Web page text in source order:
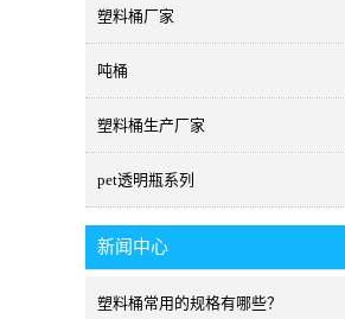
塑料桶厂家
吨桶
塑料桶生产厂家
pet透明瓶系列
新闻中心
塑料桶常用的规格有哪些？